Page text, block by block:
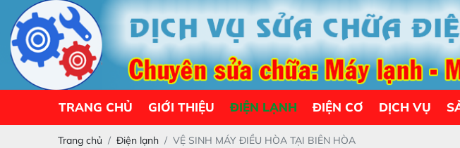
TRANG CHỦ GIỚI THIỆU ĐIỆN LẠNH ĐIỆN CƠ DỊCH VỤ
Trang chủ Điện lạnh VỆ SINH MÁY ĐIỀU HÒA TẠI BIÊN HÒA